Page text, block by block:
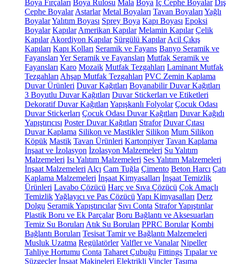
Boya Fırçaları Boya Rulosu Mala Boya İç Cephe Boyalar Dış
Cephe Boyalar Astarlar Metal Boyaları Tavan Boyaları Yağlı
BoyalarYalıtım Boyası Sprey Boya Kapı Boyası Epoksi
Boyalar Kapılar Amerikan Kapılar Melamin Kapılar Çelik
Kapılar Akordiyon Kapılar Sürgülü Kapılar Acil Çıkış
Kapıları Kapı Kolları Seramik ve Fayans Banyo Seramik ve
Fayansları Yer Seramik ve Fayansları Mutfak Seramik ve
Fayansları Karo Mozaik Mutfak Tezgahları Laminant Mutfak
Tezgahları Ahşap Mutfak Tezgahları PVC Zemin Kaplama
Duvar Ürünleri Duvar Kağıtları Boyanabilir Duvar Kağıtları
3 Boyutlu Duvar Kağıtları Duvar Stickerları ve Etiketleri
Dekoratif Duvar Kağıtları Yapışkanlı Folyolar Çocuk Odası
Duvar Stickerları Çocuk Odası Duvar Kağıtları Duvar Kağıdı
Yapıştırıcısı Poster Duvar Kağıtları Strafor Duvar Çıtası
Duvar Kaplama Silikon ve Mastikler Silikon Mum Silikon
Köpük Mastik Tavan Ürünleri Kartonpiyer Tavan Kaplama
İnşaat ve İzolasyon İzolasyon Malzemeleri Su Yalıtım
Malzemeleri Isı Yalıtım Malzemeleri Ses Yalıtım Malzemeleri
İnşaat Malzemeleri Alçı Cam Tuğla Çimento Beton Harcı Çatı
Kaplama Malzemeleri İnşaat Kimyasalları İnşaat Temizlik
Ürünleri Lavabo Çözücü Harç ve Sıva Çözücü Çok Amaçlı
TemizlikYağlayıcı ve Pas Çözücü Yapı Kimyasalları Derz
Dolgu Seramik Yapıştırıcılar Sıvı Conta Strafor Yapıştırılar
Plastik Boru ve Ek Parçalar Boru Bağlantı ve Aksesuarları
Temiz Su Boruları Atık Su Boruları PPRC Borular Kombi
Bağlantı Boruları Tesisat Tamir ve Bağlantı Malzemeleri
Musluk Uzatma Regülatörler Valfler ve Vanalar Nipeller
Tahliye Hortumu Conta Taharet Çubuğu Fittings Tıpalar ve
Süzgeçler İnşaat Makineleri Elektrikli Vinçler Taşıma